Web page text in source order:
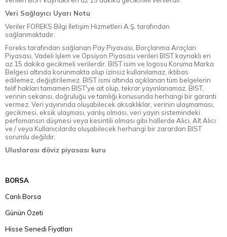
Veri Sağlayıcı Uyarı Notu
Veriler FOREKS Bilgi İletişim Hizmetleri A.Ş. tarafından
sağlanmaktadır.
Foreks tarafından sağlanan Pay Piyasası, Borçlanma Araçları
Piyasası, Vadeli İşlem ve Opsiyon Piyasası verileri BIST kaynaklı en
az 15 dakika gecikmeli verilerdir. BIST isim ve logosu Koruma Marka
Belgesi altında korunmakta olup izinsiz kullanılamaz, iktibas
edilemez, değiştirilemez. BIST ismi altında açıklanan tüm belgelerin
telif hakları tamamen BIST'ye ait olup, tekrar yayınlanamaz. BIST,
verinin sekansı, doğruluğu ve tamlığı konusunda herhangi bir garanti
vermez. Veri yayınında oluşabilecek aksaklıklar, verinin ulaşmaması,
gecikmesi, eksik ulaşması, yanlış olması, veri yayın sistemindeki
perfomansın düşmesi veya kesintili olması gibi hallerde Alıcı, Alt Alıcı
ve / veya Kullanıcılarda oluşabilecek herhangi bir zarardan BIST
sorumlu değildir.
Uluslarası döviz piyasası kuru
BORSA
Canlı Borsa
Günün Özeti
Hisse Senedi Fiyatları